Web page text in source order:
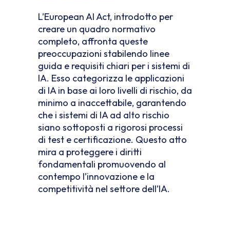
L’European AI Act, introdotto per
creare un quadro normativo
completo, affronta queste
preoccupazioni stabilendo linee
guida e requisiti chiari per i sistemi di
IA. Esso categorizza le applicazioni
di IA in base ai loro livelli di rischio, da
minimo a inaccettabile, garantendo
che i sistemi di IA ad alto rischio
siano sottoposti a rigorosi processi
di test e certificazione. Questo atto
mira a proteggere i diritti
fondamentali promuovendo al
contempo l’innovazione e la
competitività nel settore dell’IA.